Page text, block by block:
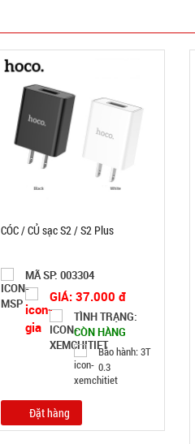
CÓC / CỦ sạc S2 / S2 Plus
MÃ SP: 003304
GIÁ: 37.000 đ
TÌNH TRẠNG:
CÒN HÀNG
Bảo hành: 3T
0.3
Đặt hàng